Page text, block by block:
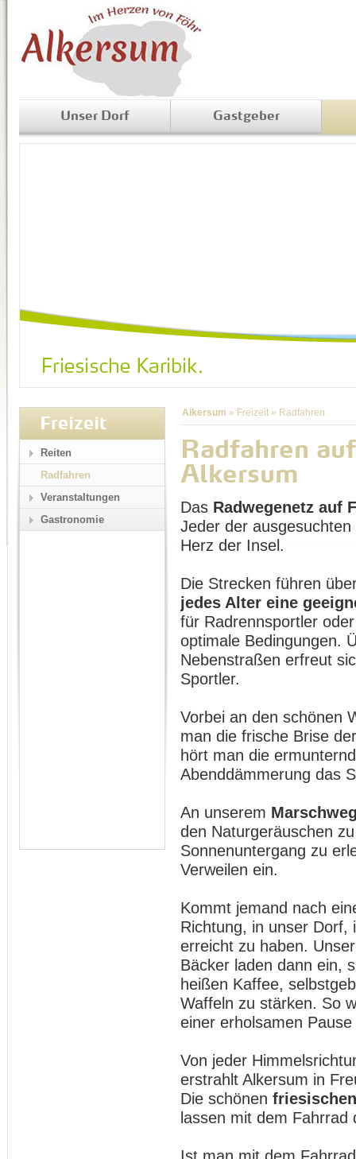
Unser Dorf Gastgeber
Alkersum » Freizeit » Radfahren
Radfahren
Alkersum
Das Radwegenetz auf
Jeder der
Herz der Insel.
Die Strecken führen
jedes Alter eine
für Radrennsportler
optimale Bedingungen.
Nebenstraßen erfreut
Sportler.
Vorbei an den schönen
man die frische Brise
hört man die
Abenddämmerung das
An unserem
den Naturgeräuschen
Sonnenuntergang zu
Verweilen ein.
Kommt jemand nach
Richtung, in unser Dorf,
erreicht zu haben.
Bäcker laden dann ein,
heißen Kaffee,
Waffeln zu stärken. So
einer erholsamen
Von jeder
erstrahlt Alkersum in
Die schönen
lassen mit dem
Freizeit
Reiten
Radfahren
Veranstaltungen
Gastronomie